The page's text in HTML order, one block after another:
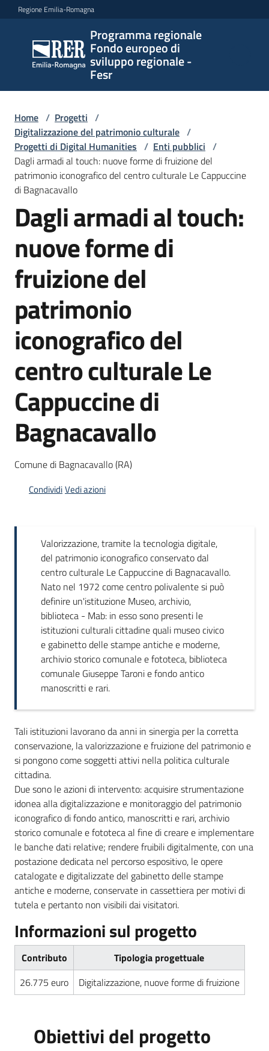
Vai al contenuto
Vai alla navigazione
Vai al footer
Regione Emilia-Romagna
Programma regionale
Fondo europeo di
sviluppo regionale -
Fesr
Programma
regionale
Fondo
europeo di
regionale -
Fesr
Novità
Programmi
Opportunità
e
attività
Menu selezionato
Servizi
e
partecipazione
Seguici
Home / Progetti /
Digitalizzazione del patrimonio culturale /
Progetti di Digital Humanities / Enti pubblici /
Dagli armadi al touch: nuove forme di fruizione del
patrimonio iconografico del centro culturale Le Cappuccine
di Bagnacavallo
Dagli armadi al touch:
nuove forme di
fruizione del
patrimonio
iconografico del
centro culturale Le
Cappuccine di
Bagnacavallo
Comune di Bagnacavallo (RA)
CondividiVedi azioni
Valorizzazione, tramite la tecnologia digitale,
del patrimonio iconografico conservato dal
centro culturale Le Cappuccine di Bagnacavallo.
Nato nel 1972 come centro polivalente si può
definire un'istituzione Museo, archivio,
biblioteca - Mab: in esso sono presenti le
istituzioni culturali cittadine quali museo civico
e gabinetto delle stampe antiche e moderne,
archivio storico comunale e fototeca, biblioteca
comunale Giuseppe Taroni e fondo antico
manoscritti e rari.
Tali istituzioni lavorano da anni in sinergia per la corretta
conservazione, la valorizzazione e fruizione del patrimonio e
si pongono come soggetti attivi nella politica culturale
cittadina.
Due sono le azioni di intervento: acquisire strumentazione
idonea alla digitalizzazione e monitoraggio del patrimonio
iconografico di fondo antico, manoscritti e rari, archivio
storico comunale e fototeca al fine di creare e implementare
le banche dati relative; rendere fruibili digitalmente, con una
postazione dedicata nel percorso espositivo, le opere
catalogate e digitalizzate del gabinetto delle stampe
antiche e moderne, conservate in cassettiera per motivi di
tutela e pertanto non visibili dai visitatori.
Informazioni sul progetto
Contributo
Tipologia progettuale
26.775 euro
Digitalizzazione, nuove forme di fruizione
Obiettivi del progetto